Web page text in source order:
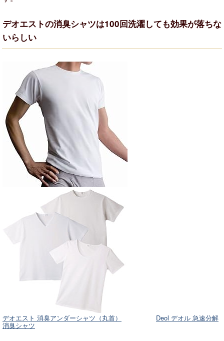
デオエストの消臭シャツは100回洗濯しても効果が落ちな
いらしい
デオエスト 消臭アンダーシャツ（丸首） Deol デオル 急速分解
消臭シャツ